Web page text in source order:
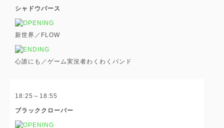
シャドウバース
新世界／FLOW
心誰にも／ゲーム実況者わくわくバンド
18:25～18:55
ブラッククローバー